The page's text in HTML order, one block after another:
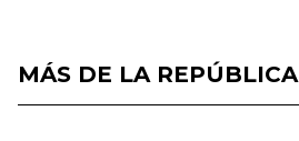
MÁS DE LA REPÚBLICA